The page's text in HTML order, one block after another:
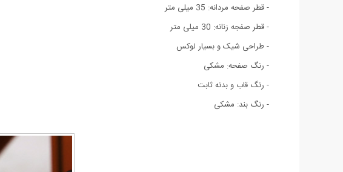
- قطر صفحه مردانه: 35 میلی متر
- قطر صفجه زنانه: 30 میلی متر
- طراحی شیک و بسیار لوکس
- رنگ صفحه: مشکی
- رنگ قاب و بدنه ثابت
- رنگ بند: مشکی